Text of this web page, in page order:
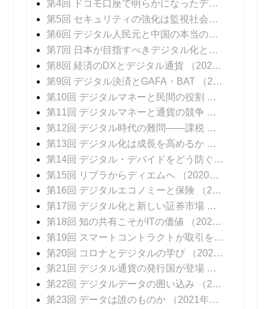
第4回 ドコモ口座で明らかになったデジタル決済のリスクにどう対処するか
第5回 セキュリティの強化は監視社会を招くのか
第6回 デジタル人民元と中国の本当の狙い
第7回 日本が目指すべきデジタル化とは――ビッグデータと個人の尊厳
第8回 経済のDXとデジタル通貨
（2020年11月04日 掲載）
第9回 デジタル決済とGAFA・BAT
（2020年11月11日 掲載）
第10回 デジタルマネーと民間の役割
（2020年11
第11回 デジタルマネーと通貨の競争
（2020年11
第12回 デジタル時代の難問――課税
（2020年12
第13回 デジタル化は成長を高めるか
（2020年12
第14回 デジタル・デバイドをどう防ぐか
第15回 リブラからディエムへ
（2020年12月23日 掲載）
第16回 デジタルエコノミーと保険
（2020年12月30日 掲載）
第17回 デジタル化と新しい証券市場
（2021年01
第18回 知の共有こそがITの価値
（2021年01月13日 掲載）
第19回 スマートコントラクトが取引を変える
第20回 コロナとデジタルの学び
（2021年01月27日 掲載）
第21回 デジタル通貨の発行国が登場
（2021年02
第22回 デジタルデータの囲い込み
（2021年02月10日 掲載）
第23回 データは誰のものか
（2021年02月17日 掲載）